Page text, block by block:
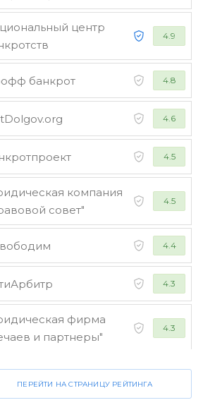
центр
4.9
банкрот 4.8
4.6
4.5
компания
совет"
4.5
4.4
4.3
фирма
и партнеры"
4.3
и партнеры 4.2
ПЕРЕЙТИ НА СТРАНИЦУ РЕЙТИНГА